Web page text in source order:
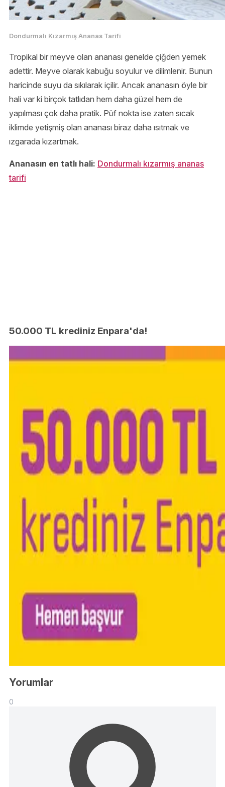
Dondurmalı Kızarmış Ananas Tarifi
Tropikal bir meyve olan ananası genelde çiğden yemek
adettir. Meyve olarak kabuğu soyulur ve dilimlenir. Bunun
haricinde suyu da sıkılarak içilir. Ancak ananasın öyle bir
hali var ki birçok tatlıdan hem daha güzel hem de
yapılması çok daha pratik. Püf nokta ise zaten sıcak
iklimde yetişmiş olan ananası biraz daha ısıtmak ve
ızgarada kızartmak.
Ananasın en tatlı hali: Dondurmalı kızarmış ananas
tarifi
50.000 TL krediniz Enpara'da!
Yorumlar
0